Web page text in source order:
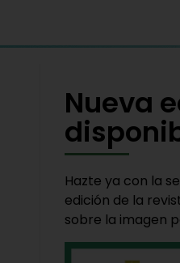
Nueva
Hazte ya con la
edición de la
sobre la imagen